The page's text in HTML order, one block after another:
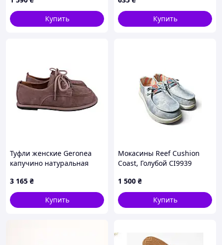
Купить
Купить
Туфли женские Geronea
капучино натуральная
3 165 ₴
Купить
Мокасины Reef Cushion
Coast, Голубой CI9939
25.5 см
1 500 ₴
Купить